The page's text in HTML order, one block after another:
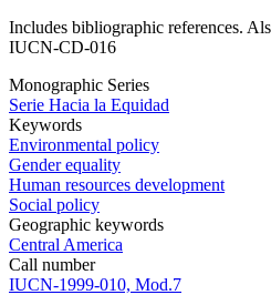
Includes bibliographic references.
IUCN-CD-016
Monographic Series
Serie Hacia la Equidad
Keywords
Environmental policy
Gender equality
Human resources development
Social policy
Geographic keywords
Central America
Call number
IUCN-1999-010, Mod.7